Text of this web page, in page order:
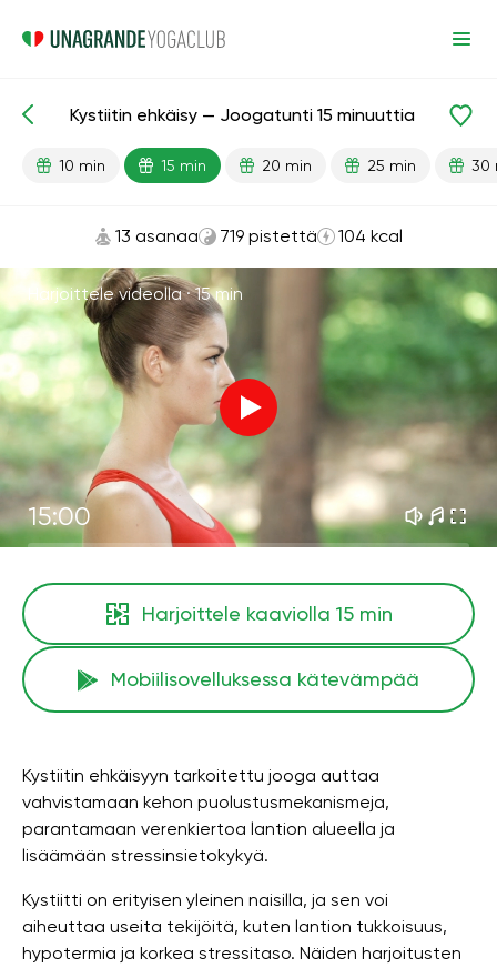
Valmiit oppitunnit Kystiitti
Kystiitin ehkäisy — Joogatunti 15 minuuttia
10 min 15 min 20 min 25 min 30
13 asanaa 719 pistettä 104 kcal
Harjoittele videolla ·15 min
15:00
Harjoittele kaaviolla 15 min
Mobiilisovelluksessa kätevämpää
Kystiitin ehkäisyyn tarkoitettu jooga auttaa
vahvistamaan kehon puolustusmekanismeja,
parantamaan verenkiertoa lantion alueella ja
lisäämään stressinsietokykyä.
Kystiitti on erityisen yleinen naisilla, ja sen voi
aiheuttaa useita tekijöitä, kuten lantion tukkoisuus,
hypotermia ja korkea stressitaso. Näiden harjoitusten